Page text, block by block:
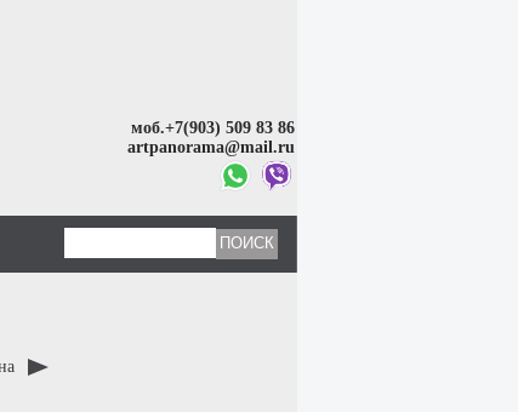
моб.+7(903) 509 83 86
artpanorama@mail.ru